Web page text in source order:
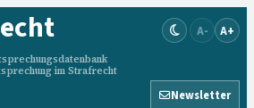
im Strafrecht
A- A+
Newsletter